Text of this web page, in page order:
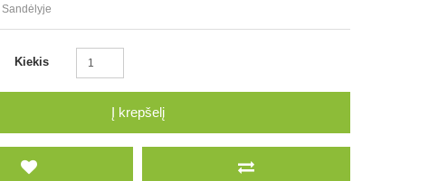
Sandėlyje
Kiekis
Į krepšelį